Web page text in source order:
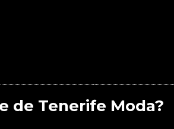
de Tenerife Moda?